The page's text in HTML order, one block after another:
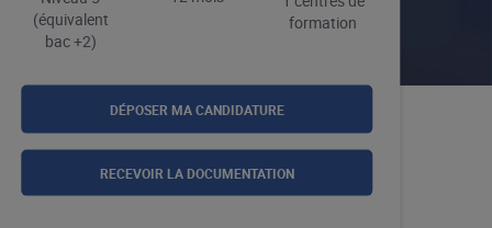
(équivalent
bac +2)
formation
DÉPOSER MA CANDIDATURE
RECEVOIR LA DOCUMENTATION